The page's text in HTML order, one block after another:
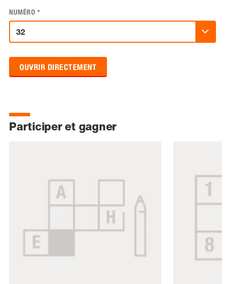
NUMÉRO *
OUVRIR DIRECTEMENT
Participer et gagner